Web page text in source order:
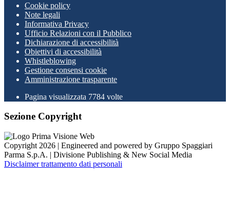
Cookie policy
Note legali
Informativa Privacy
Ufficio Relazioni con il Pubblico
Dichiarazione di accessibilità
Obiettivi di accessibilità
Whistleblowing
Gestione consensi cookie
Amministrazione trasparente
Pagina visualizzata 7784 volte
Sezione Copyright
Copyright 2026 | Engineered and powered by Gruppo Spaggiari
Parma S.p.A. | Divisione Publishing & New Social Media
Disclaimer trattamento dati personali